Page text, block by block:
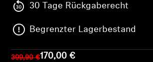
AMBEO Soundbars und Subs
AMBEO entdecken
AMBEO Ersatzteile & Zubehör
30 Tage Rückgaberecht
Begrenzter Lagerbestand
399,90 €170,00 €